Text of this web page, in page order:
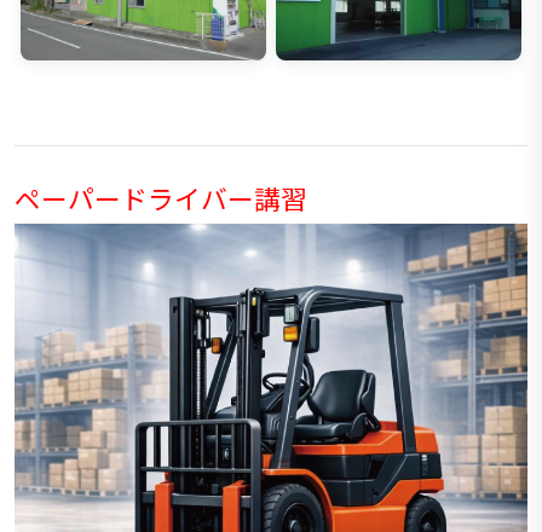
ペーパードライバー講習